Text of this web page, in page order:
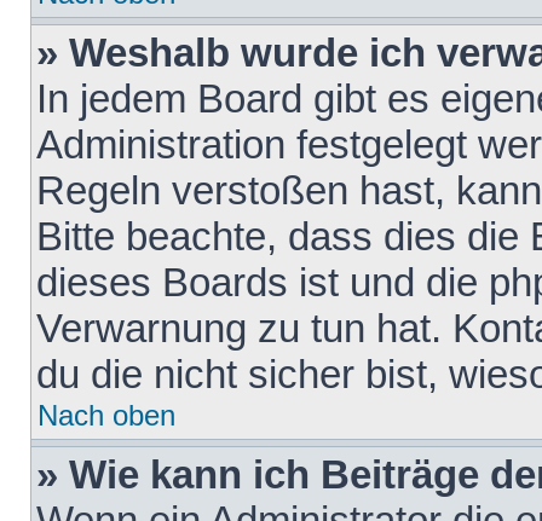
» Weshalb wurde ich
In jedem Board gibt es
Administration festgelegt
Regeln verstoßen hast,
Bitte beachte, dass dies die
dieses Boards ist und die
Verwarnung zu tun hat.
du die nicht sicher bist,
Nach oben
» Wie kann ich Beiträge